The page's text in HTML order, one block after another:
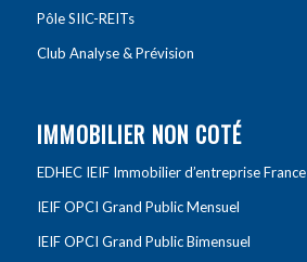
Pôle SIIC-REITs
Club Analyse & Prévision
IMMOBILIER NON COTÉ
EDHEC IEIF Immobilier d’entreprise France
IEIF OPCI Grand Public Mensuel
IEIF OPCI Grand Public Bimensuel